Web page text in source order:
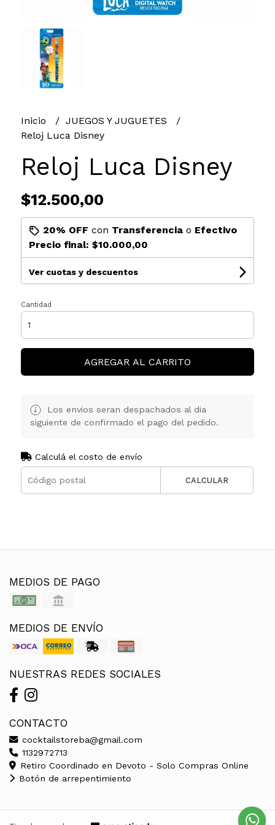
Inicio
JUEGOS Y JUGUETES
Reloj Luca Disney
Reloj Luca Disney
$12.500,00
20% OFF con Transferenciao Efectivo
Precio final: $10.000,00
Ver cuotas y descuentos
Cantidad
AGREGAR AL CARRITO
Los envios seran despachados al dia
siguiente de confirmado el pago del pedido.
Calculá el costo de envío
CALCULAR
MEDIOS DE PAGO
MEDIOS DE ENVÍO
NUESTRAS REDES SOCIALES
CONTACTO
cocktailstoreba@gmail.com
1132972713
Retiro Coordinado en Devoto - Solo Compras Online
Botón de arrepentimiento